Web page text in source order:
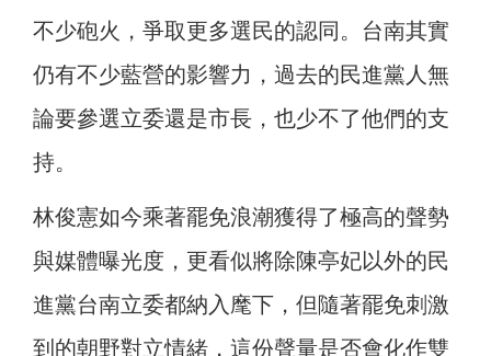
不少砲火，爭取更多選民的認同。台南其實
仍有不少藍營的影響力，過去的民進黨人無
論要參選立委還是市長，也少不了他們的支
持。
林俊憲如今乘著罷免浪潮獲得了極高的聲勢
與媒體曝光度，更看似將除陳亭妃以外的民
進黨台南立委都納入麾下，但隨著罷免刺激
到的朝野對立情緒，這份聲量是否會化作雙